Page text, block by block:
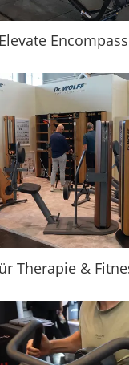
Encompass
Therapie &